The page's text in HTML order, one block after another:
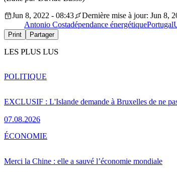
Jun 8, 2022 - 08:43
Dernière mise à jour: Jun 8,
Antonio Costadépendance énergétiquePortugal
Print Partager
LES PLUS LUS
EXCLUSIF : L'Islande demande à Bruxelles de ne
07.08.2026
POLITIQUE
Merci la Chine : elle a sauvé l’économie mondiale
ÉCONOMIE